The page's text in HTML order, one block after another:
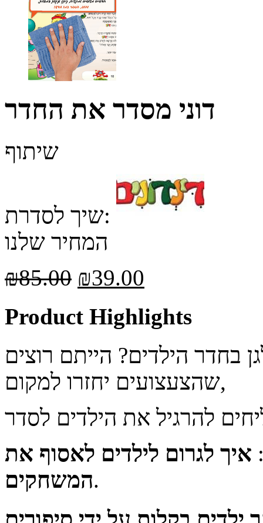
דוני מסדר את החדר
שיתוף
שיך לסדרת:
המחיר שלנו
₪85.00 ₪39.00
Product Highlights
בחדר הילדים? הייתם רוצים
שהצעצועים יחזרו למקום,
איך לגרום לילדים לאסוף את
המשחקים.